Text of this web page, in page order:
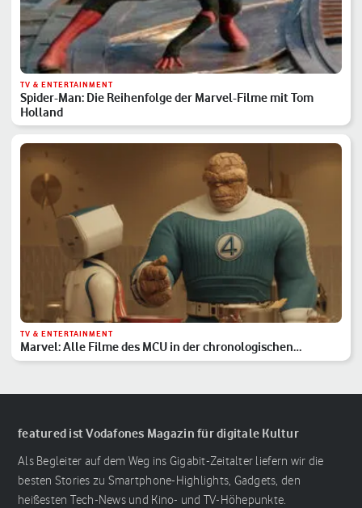
TV & ENTERTAINMENT
Spider-Man: Die Reihenfolge der Marvel-Filme mit Tom
Holland
TV & ENTERTAINMENT
Marvel: Alle Filme des MCU in der chronologischen
Reihenfolge
featured ist Vodafones Magazin für digitale Kultur
Als Begleiter auf dem Weg ins Gigabit-Zeitalter liefern wir die
besten Stories zu Smartphone-Highlights, Gadgets, den
heißesten Tech-News und Kino- und TV-Höhepunkte.